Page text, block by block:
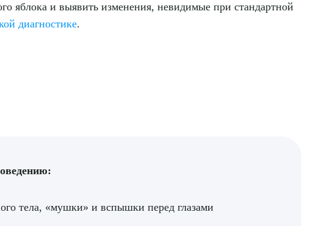
яблока и выявить изменения, невидимые при стандартной
диагностике.
тела, «мушки» и вспышки перед глазами